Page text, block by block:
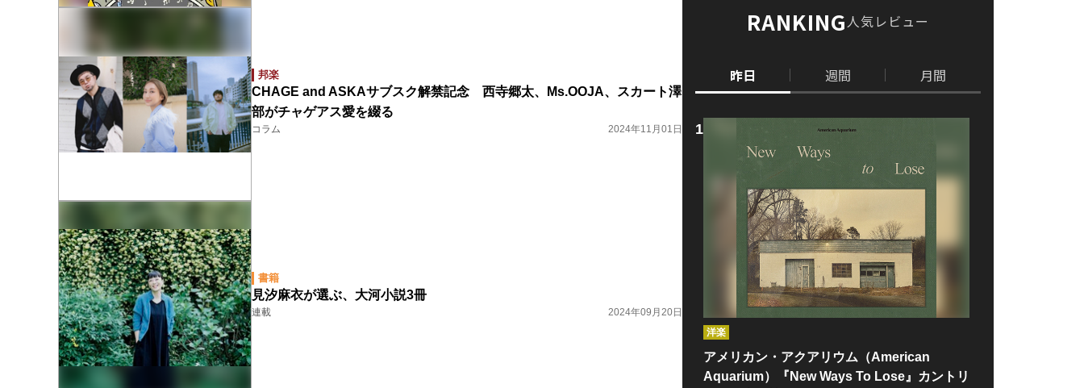
邦楽
CHAGE and ASKAサブスク解禁記念 西寺郷太、Ms.OOJA、スカート澤
部がチャゲアス愛を綴る
コラム 2024年11月01日
書籍
見汐麻衣が選ぶ、大河小説3冊
連載 2024年09月20日
RANKING人気レビュー
昨日 週間 月間
洋楽
アメリカン・アクアリウム（American
Aquarium）『New Ways To Lose』カントリ